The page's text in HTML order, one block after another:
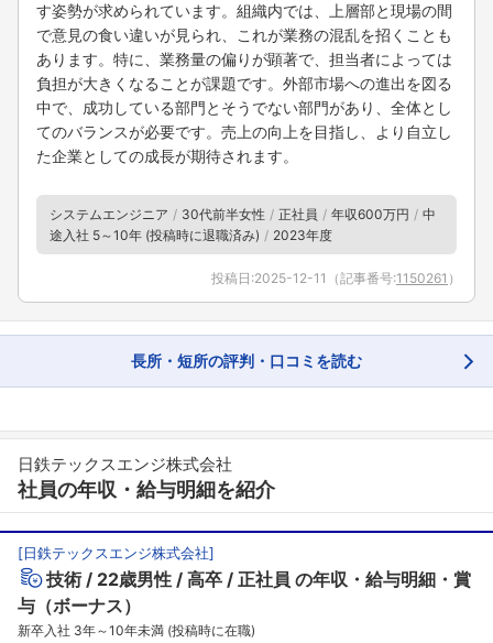
フォローしました
こちらの企業もフォローしませんか？
す姿勢が求められています。組織内では、上層部と現場の間
で意見の食い違いが見られ、これが業務の混乱を招くことも
あります。特に、業務量の偏りが顕著で、担当者によっては
負担が大きくなることが課題です。外部市場への進出を図る
中で、成功している部門とそうでない部門があり、全体とし
てのバランスが必要です。売上の向上を目指し、より自立し
た企業としての成長が期待されます。
システムエンジニア 30代前半女性 正社員 年収600万円
中
途入社 5～10年 (投稿時に退職済み)
2023年度
投稿日:2025-12-11 （記事番号:1150261 ）
長所・短所の評判・口コミを読む
日鉄テックスエンジ株式会社
社員の年収・給与明細を紹介
[日鉄テックスエンジ株式会社]
技術 22歳男性 高卒 正社員 の年収・給与明細・賞
与（ボーナス）
新卒入社 3年～10年未満 (投稿時に在職)